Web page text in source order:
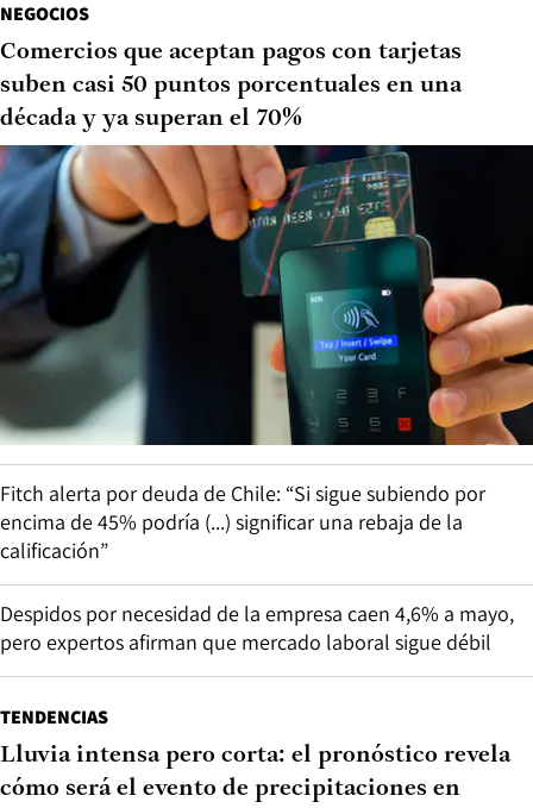
NEGOCIOS
Comercios que aceptan pagos con tarjetas
suben casi 50 puntos porcentuales en una
década y ya superan el 70%
Fitch alerta por deuda de Chile: “Si sigue subiendo por
encima de 45% podría (...) significar una rebaja de la
calificación”
Despidos por necesidad de la empresa caen 4,6% a mayo,
pero expertos afirman que mercado laboral sigue débil
TENDENCIAS
Lluvia intensa pero corta: el pronóstico revela
cómo será el evento de precipitaciones en